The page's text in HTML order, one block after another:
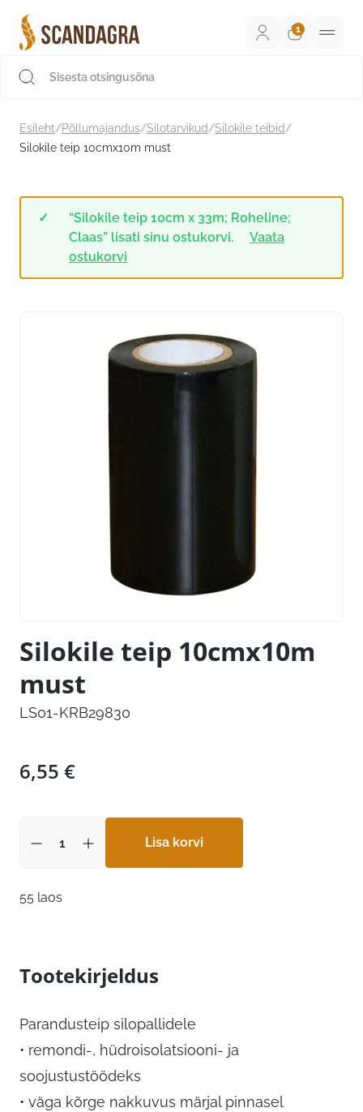
sisu
juurde
Esileht/Põllumajandus/Silotarvikud/Silokile teibid/
Silokile teip 10cmx10m must
“Silokile teip 10cm x 33m; Roheline;
Claas” lisati sinu ostukorvi.
Vaata
ostukorvi
Silokile teip 10cmx10m
must
LS01-KRB29830
6,55 €
Lisa korvi
55 laos
Tootekirjeldus
Parandusteip silopallidele
• remondi-, hüdroisolatsiooni- ja
soojustustöödeks
• väga kõrge nakkuvus märjal pinnasel